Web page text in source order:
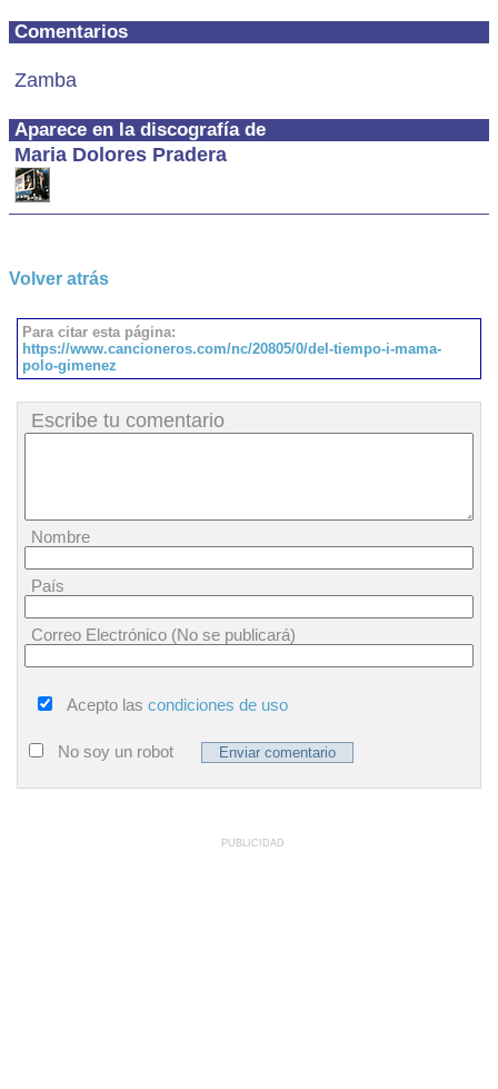
Comentarios
Zamba
Aparece en la discografía de
Maria Dolores Pradera
Volver atrás
Para citar esta página:
https://www.cancioneros.com/nc/20805/0/del-tiempo-i-mama-
polo-gimenez
Escribe tu comentario
Nombre
País
Correo Electrónico (No se publicará)
Acepto las condiciones de uso
No soy un robot
PUBLICIDAD